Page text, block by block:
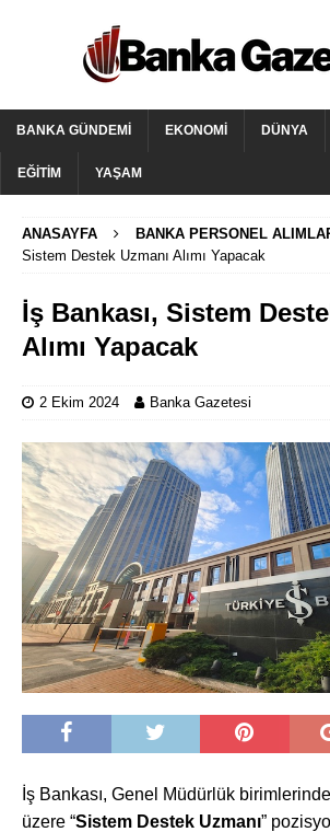
BANKA GÜNDEMI EKONOMI DÜNYA
EĞITIM YAŞAM
ANASAYFA BANKA PERSONEL
Sistem Destek Uzmanı Alımı Yapacak
İş Bankası, Sistem
Alımı Yapacak
2 Ekim 2024 Banka Gazetesi
İş Bankası, Genel Müdürlük
üzere “Sistem Destek Uzmanı”